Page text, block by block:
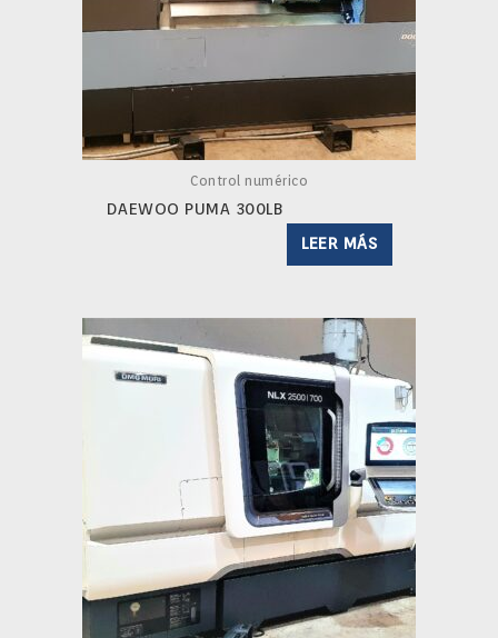
Control numérico
DAEWOO PUMA 300LB
LEER MÁS